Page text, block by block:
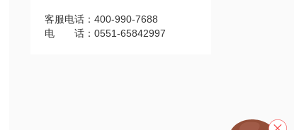
客服电话：400-990-7688
电 话：0551-65842997